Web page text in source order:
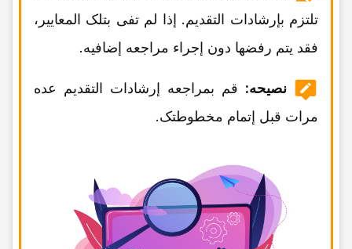
تلتزم بإرشادات التقدیم. إذا لم تفی بتلک المعاییر،
فقد یتم رفضها دون إجراء مراجعه إضافیه.
نصیحه: قم بمراجعه إرشادات التقدیم عده
مرات قبل إتمام مخطوطتک.